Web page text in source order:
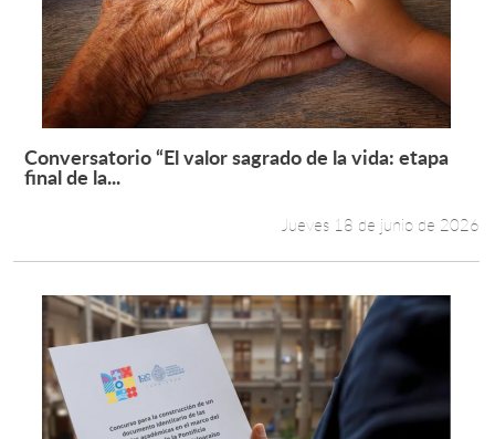
Leer más +
Conversatorio “El valor sagrado de la vida: etapa
final de la...
Jueves 18 de junio de 2026